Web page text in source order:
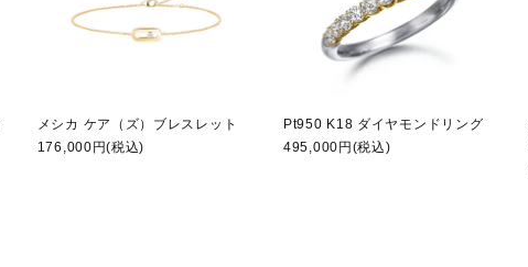
メシカ ケア（ズ）ブレスレット
176,000円(税込)
Pt950 K18 ダイヤモンドリング
495,000円(税込)